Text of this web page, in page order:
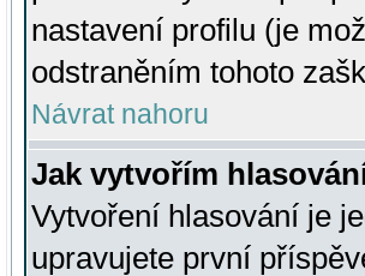
nastavení profilu (je
odstraněním tohoto
Návrat nahoru
Jak vytvořím
Vytvoření hlasování je
upravujete první